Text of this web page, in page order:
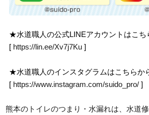
★水道職人の公式LINEアカウントはこち
[ https://lin.ee/Xv7j7Ku ]
★水道職人のインスタグラムはこちらか
[ https://www.instagram.com/suido_pro/ ]
熊本のトイレのつまり・水漏れは、水道